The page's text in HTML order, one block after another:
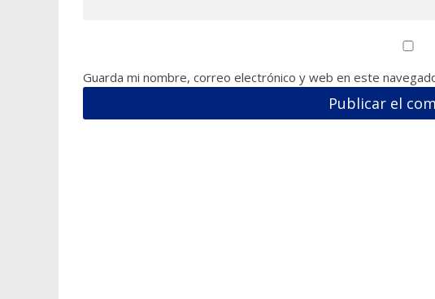
Guarda mi nombre, correo electrónico y web en este